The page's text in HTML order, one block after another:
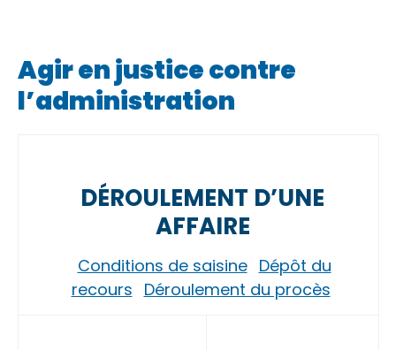
Agir en justice contre
l’administration
DÉROULEMENT D’UNE
AFFAIRE
Conditions de saisine Dépôt du
recours Déroulement du procès